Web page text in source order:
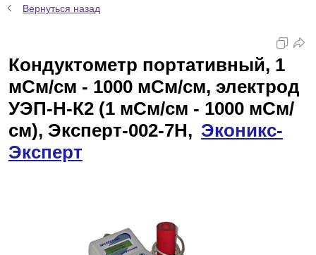
Химические реактивы, препараты, наборы
Библиотека
Войти
Вернуться назад
Кондуктометр портативный, 1
мСм/см - 1000 мСм/см, электрод
УЭП-Н-К2 (1 мСм/см - 1000 мСм/
см), Эксперт-002-7Н, Эконикс-
Эксперт